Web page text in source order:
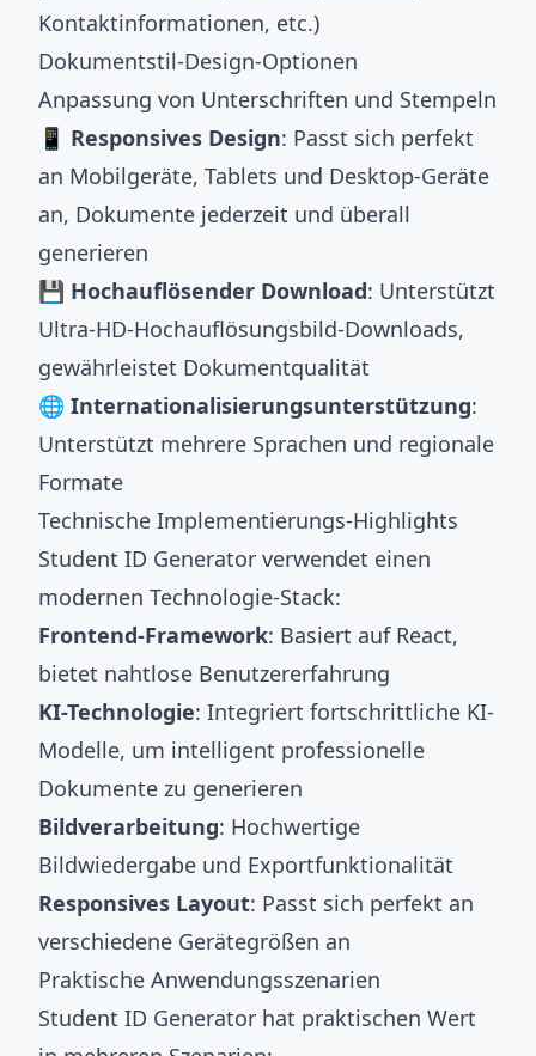
Kontaktinformationen, etc.)
Dokumentstil-Design-Optionen
Anpassung von Unterschriften und Stempeln
📱 Responsives Design: Passt sich perfekt
an Mobilgeräte, Tablets und Desktop-Geräte
an, Dokumente jederzeit und überall
generieren
💾 Hochauflösender Download: Unterstützt
Ultra-HD-Hochauflösungsbild-Downloads,
gewährleistet Dokumentqualität
🌐 Internationalisierungsunterstützung:
Unterstützt mehrere Sprachen und regionale
Formate
Technische Implementierungs-Highlights
Student ID Generator verwendet einen
modernen Technologie-Stack:
Frontend-Framework: Basiert auf React,
bietet nahtlose Benutzererfahrung
KI-Technologie: Integriert fortschrittliche KI-
Modelle, um intelligent professionelle
Dokumente zu generieren
Bildverarbeitung: Hochwertige
Bildwiedergabe und Exportfunktionalität
Responsives Layout: Passt sich perfekt an
verschiedene Gerätegrößen an
Praktische Anwendungsszenarien
Student ID Generator hat praktischen Wert